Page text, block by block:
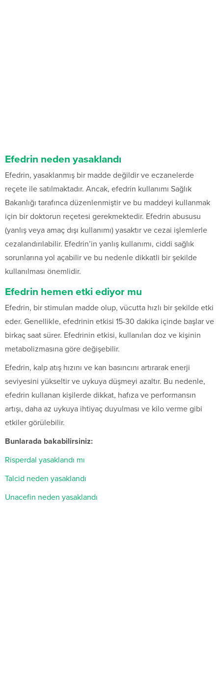
Efedrin neden yasaklandı
Efedrin, yasaklanmış bir madde değildir ve eczanelerde
reçete ile satılmaktadır. Ancak, efedrin kullanımı Sağlık
Bakanlığı tarafınca düzenlenmiştir ve bu maddeyi kullanmak
için bir doktorun reçetesi gerekmektedir. Efedrin abususu
(yanlış veya amaç dışı kullanımı) yasaktır ve cezai işlemlerle
cezalandırılabilir. Efedrin’in yanlış kullanımı, ciddi sağlık
sorunlarına yol açabilir ve bu nedenle dikkatli bir şekilde
kullanılması önemlidir.
Efedrin hemen etki ediyor mu
Efedrin, bir stimulan madde olup, vücutta hızlı bir şekilde etki
eder. Genellikle, efedrinin etkisi 15-30 dakika içinde başlar ve
birkaç saat sürer. Efedrinin etkisi, kullanılan doz ve kişinin
metabolizmasına göre değişebilir.
Efedrin, kalp atış hızını ve kan basıncını artırarak enerji
seviyesini yükseltir ve uykuya düşmeyi azaltır. Bu nedenle,
efedrin kullanan kişilerde dikkat, hafıza ve performansın
artışı, daha az uykuya ihtiyaç duyulması ve kilo verme gibi
etkiler görülebilir.
Bunlarada bakabilirsiniz:
Risperdal yasaklandı mı
Talcid neden yasaklandı
Unacefin neden yasaklandı